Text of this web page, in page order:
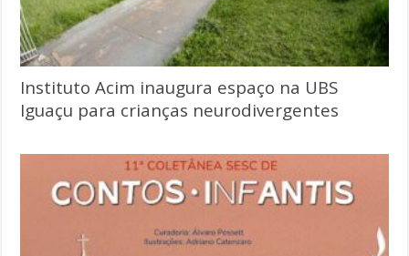
Instituto Acim inaugura espaço na UBS
Iguaçu para crianças neurodivergentes